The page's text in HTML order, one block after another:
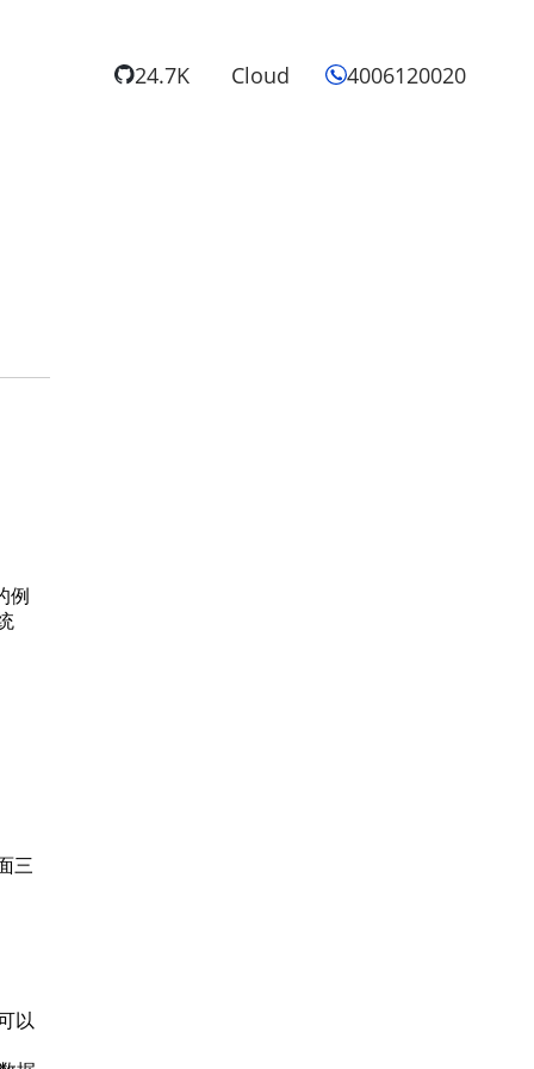
24.7K Cloud 4006120020
例
三
以